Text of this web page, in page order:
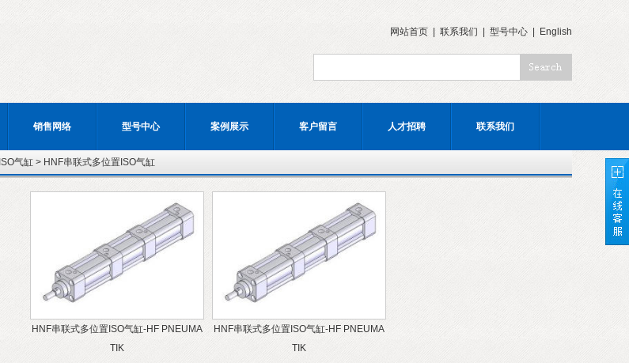
网站首页 联系我们 型号中心 English
销售网络 型号中心 案例展示 客户留言 人才招聘 联系我们
ISO气缸 > HNF串联式多位置ISO气缸
HNF串联式多位置ISO气缸-HF PNEUMA
TIK
HNF串联式多位置ISO气缸-HF PNEUMA
TIK